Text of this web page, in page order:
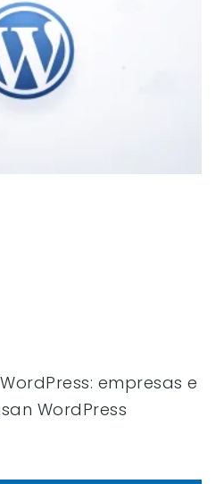
empresas e
WordPress